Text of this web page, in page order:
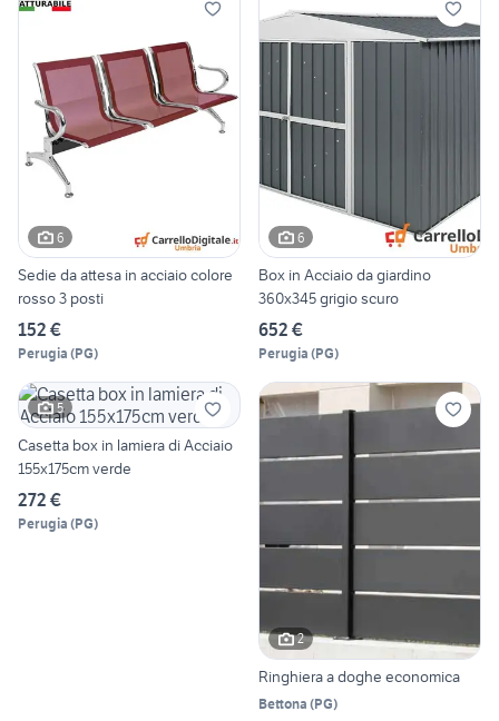
6
Sedie da attesa in acciaio colore
rosso 3 posti
152 €
Perugia (PG)
6
Box in Acciaio da giardino
360x345 grigio scuro
652 €
Perugia (PG)
5
Casetta box in lamiera di Acciaio
155x175cm verde
272 €
Perugia (PG)
2
Ringhiera a doghe economica
Bettona (PG)